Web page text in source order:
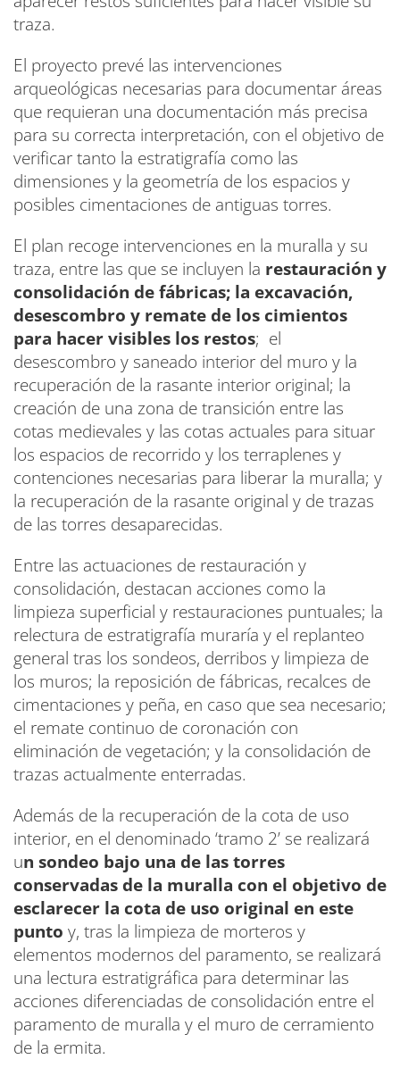
traza.
El proyecto prevé las intervenciones
arqueológicas necesarias para documentar áreas
que requieran una documentación más precisa
para su correcta interpretación, con el objetivo de
verificar tanto la estratigrafía como las
dimensiones y la geometría de los espacios y
posibles cimentaciones de antiguas torres.
El plan recoge intervenciones en la muralla y su
traza, entre las que se incluyen la restauración y
consolidación de fábricas; la excavación,
desescombro y remate de los cimientos
para hacer visibles los restos; el
desescombro y saneado interior del muro y la
recuperación de la rasante interior original; la
creación de una zona de transición entre las
cotas medievales y las cotas actuales para situar
los espacios de recorrido y los terraplenes y
contenciones necesarias para liberar la muralla; y
la recuperación de la rasante original y de trazas
de las torres desaparecidas.
Entre las actuaciones de restauración y
consolidación, destacan acciones como la
limpieza superficial y restauraciones puntuales; la
relectura de estratigrafía muraría y el replanteo
general tras los sondeos, derribos y limpieza de
los muros; la reposición de fábricas, recalces de
cimentaciones y peña, en caso que sea necesario;
el remate continuo de coronación con
eliminación de vegetación; y la consolidación de
trazas actualmente enterradas.
Además de la recuperación de la cota de uso
interior, en el denominado ‘tramo 2’ se realizará
un sondeo bajo una de las torres
conservadas de la muralla con el objetivo de
esclarecer la cota de uso original en este
punto y, tras la limpieza de morteros y
elementos modernos del paramento, se realizará
una lectura estratigráfica para determinar las
acciones diferenciadas de consolidación entre el
paramento de muralla y el muro de cerramiento
de la ermita.